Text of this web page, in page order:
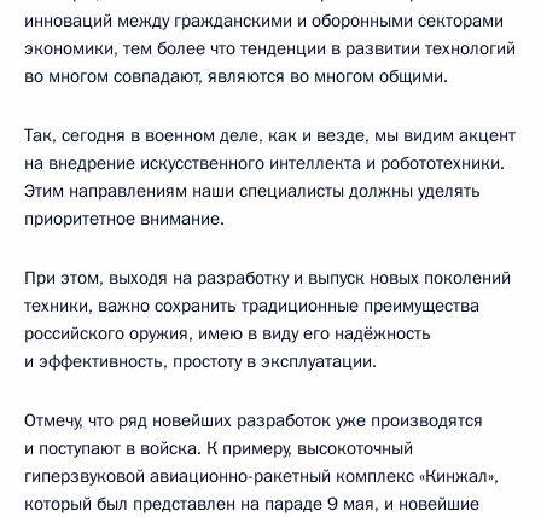
инноваций между гражданскими и оборонными секторами
экономики, тем более что тенденции в развитии технологий
во многом совпадают, являются во многом общими.
Так, сегодня в военном деле, как и везде, мы видим акцент
на внедрение искусственного интеллекта и робототехники.
Этим направлениям наши специалисты должны уделять
приоритетное внимание.
При этом, выходя на разработку и выпуск новых поколений
техники, важно сохранить традиционные преимущества
российского оружия, имею в виду его надёжность
и эффективность, простоту в эксплуатации.
Отмечу, что ряд новейших разработок уже производятся
и поступают в войска. К примеру, высокоточный
гиперзвуковой авиационно-ракетный комплекс «Кинжал»,
который был представлен на параде 9 мая, и новейшие